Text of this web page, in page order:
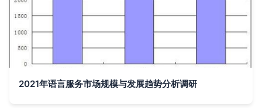
2021年语言服务市场规模与发展趋势分析调研